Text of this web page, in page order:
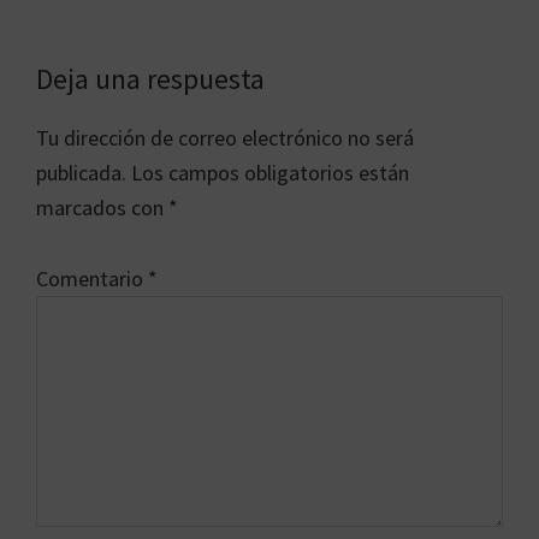
Interacciones
con
los
lectores
Deja una respuesta
Tu dirección de correo electrónico no será
publicada. Los campos obligatorios están
marcados con *
Comentario *